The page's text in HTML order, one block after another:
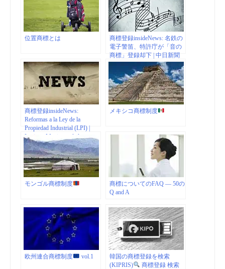
位置商標とは
商標登録insideNews: 名鉄の
電子警笛、特許庁が「音の
商標」登録却下 | 中日新聞
商標登録insideNews:
Reformas a la Ley de la
Propiedad Industrial (LPI) |
Instituto Mexicano de la
Propiedad Industrial | Gobierno
| gob.mx
メキシコ商標制度
モンゴル商標制度
商標についてのFAQ — 50の
Q and A
欧州連合商標制度 vol.1
韓国の商標登録を検索
(KIPRIS)
商標登録 検索